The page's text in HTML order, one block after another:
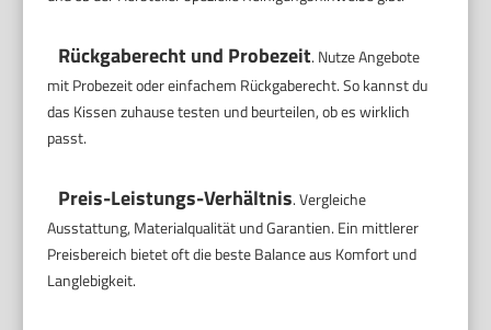
Rückgaberecht und Probezeit. Nutze Angebote
mit Probezeit oder einfachem Rückgaberecht. So kannst du
das Kissen zuhause testen und beurteilen, ob es wirklich
passt.
Preis-Leistungs-Verhältnis. Vergleiche
Ausstattung, Materialqualität und Garantien. Ein mittlerer
Preisbereich bietet oft die beste Balance aus Komfort und
Langlebigkeit.